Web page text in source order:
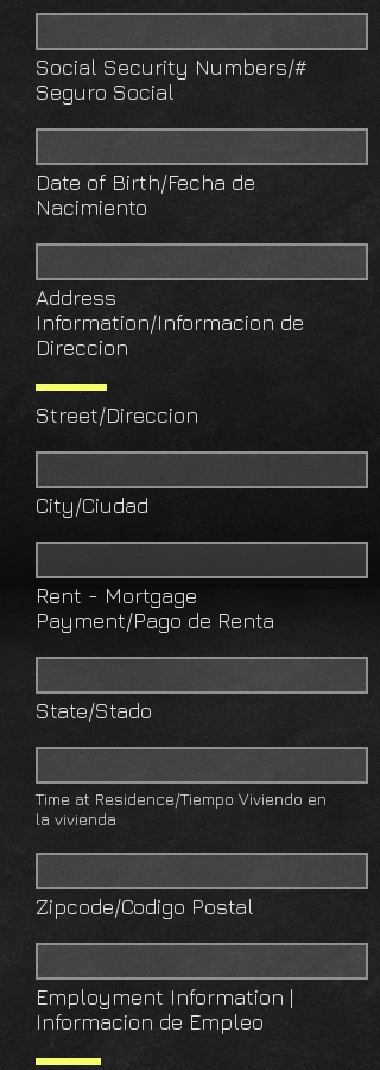
Social Security Numbers/#
Seguro Social
Date of Birth/Fecha de
Nacimiento
Address
Information/Informacion de
Direccion
Street/Direccion
City/Ciudad
Rent - Mortgage
Payment/Pago de Renta
State/Stado
Time at Residence/Tiempo Viviendo en
la vivienda
Zipcode/Codigo Postal
Employment Information |
Informacion de Empleo